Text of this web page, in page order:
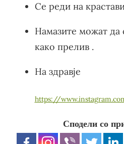
Се реди на
Намазите можат да
како прелив .
На здравје
https://
Сподели со